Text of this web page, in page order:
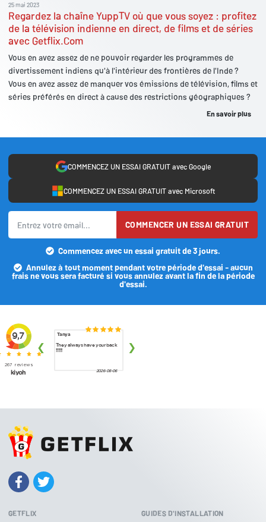
25 mai 2023
Regardez la chaîne YuppTV où que vous soyez : profitez
de la télévision indienne en direct, de films et de séries
avec Getflix.Com
Vous en avez assez de ne pouvoir regarder les programmes de
divertissement indiens qu'à l'intérieur des frontières de l'Inde ?
Vous en avez assez de manquer vos émissions de télévision, films et
séries préférés en direct à cause des restrictions géographiques ?
En savoir plus
COMMENCEZ UN ESSAI GRATUIT avec Google
COMMENCEZ UN ESSAI GRATUIT avec Microsoft
COMMENCER UN ESSAI GRATUIT
Commencez avec un essai gratuit de 3 jours.
Annulez à tout moment pendant votre période d'essai - aucun
frais ne vous sera facturé si vous annulez avant la fin de la période
d'essai.
GETFLIX GUIDES D'INSTALLATION